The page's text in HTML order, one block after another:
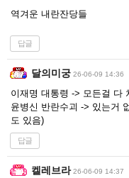
역겨운 내란잔당들
답글
달의미궁 26-06-09 14:36
이재명 대통령 -> 모든걸 다
윤병신 반란수괴 -> 있는거
도 있음)
답글
켈레브라 26-06-09 14:37